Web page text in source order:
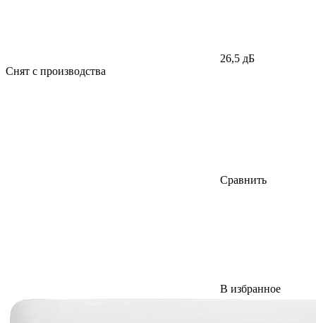
26,5 дБ
Снят с производства
Сравнить
В избранное